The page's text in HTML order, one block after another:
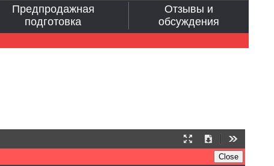
Presentation
Download
Close
Предпродажная
подготовка
Отзывы и
обсуждения